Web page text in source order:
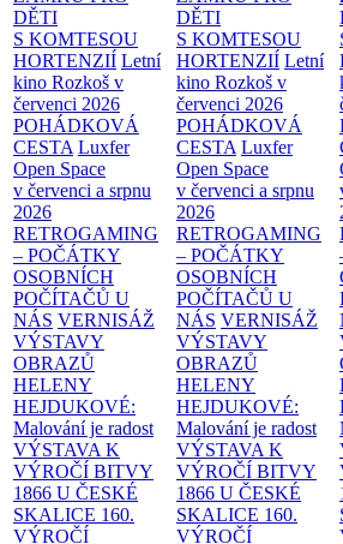
DĚTI
S KOMTESOU
HORTENZIÍ Letní
kino Rozkoš v
červenci 2026
POHÁDKOVÁ
CESTA Luxfer
Open Space
v červenci a srpnu
2026
RETROGAMING
– POČÁTKY
OSOBNÍCH
POČÍTAČŮ U
NÁS VERNISÁŽ
VÝSTAVY
OBRAZŮ
HELENY
HEJDUKOVÉ:
Malování je radost
VÝSTAVA K
VÝROČÍ BITVY
1866 U ČESKÉ
SKALICE 160.
VÝROČÍ
DĚTI
S KOMTESOU
HORTENZIÍ Letní
kino Rozkoš v
červenci 2026
POHÁDKOVÁ
CESTA Luxfer
Open Space
v červenci a srpnu
2026
RETROGAMING
– POČÁTKY
OSOBNÍCH
POČÍTAČŮ U
NÁS VERNISÁŽ
VÝSTAVY
OBRAZŮ
HELENY
HEJDUKOVÉ:
Malování je radost
VÝSTAVA K
VÝROČÍ BITVY
1866 U ČESKÉ
SKALICE 160.
VÝROČÍ